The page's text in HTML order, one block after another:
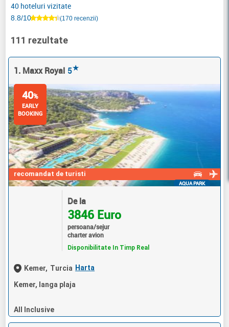
111 rezultate
1. Maxx Royal 5★
recomandat de turisti
40%
EARLY
BOOKING
AQUA PARK
De la
3846 Euro
persoana/sejur
charter avion
Disponibilitate In Timp Real
Kemer, Turcia Harta
Kemer, langa plaja
All Inclusive
40 hoteluri vizitate
8.8/10 (170 recenzii)